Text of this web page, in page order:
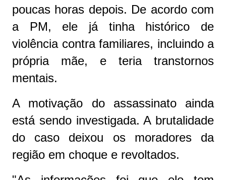
poucas horas depois. De acordo com
a PM, ele já tinha histórico de
violência contra familiares, incluindo a
própria mãe, e teria transtornos
mentais.
A motivação do assassinato ainda
está sendo investigada. A brutalidade
do caso deixou os moradores da
região em choque e revoltados.